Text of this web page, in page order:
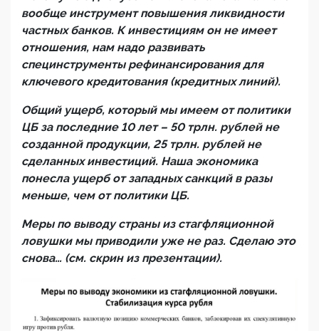
вообще инструмент повышения ликвидности
частных банков. К инвестициям он не имеет
отношения, нам надо развивать
специнструменты рефинансирования для
ключевого кредитования (кредитных линий).
Общий ущерб, который мы имеем от политики
ЦБ за последние 10 лет – 50 трлн. рублей не
созданной продукции, 25 трлн. рублей не
сделанных инвестиций. Наша экономика
понесла ущерб от западных санкций в разы
меньше, чем от политики ЦБ.
Меры по выводу страны из стагфляционной
ловушки мы приводили уже не раз. Сделаю это
снова… (см. скрин из презентации).